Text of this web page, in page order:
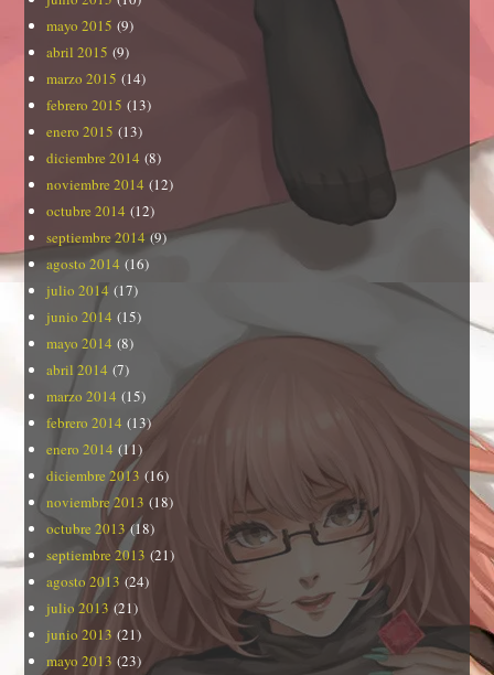
mayo 2015 (9)
abril 2015 (9)
marzo 2015 (14)
febrero 2015 (13)
enero 2015 (13)
diciembre 2014 (8)
noviembre 2014 (12)
octubre 2014 (12)
septiembre 2014 (9)
agosto 2014 (16)
julio 2014 (17)
junio 2014 (15)
mayo 2014 (8)
abril 2014 (7)
marzo 2014 (15)
febrero 2014 (13)
enero 2014 (11)
diciembre 2013 (16)
noviembre 2013 (18)
octubre 2013(18)
septiembre 2013 (21)
agosto 2013 (24)
julio 2013 (21)
junio 2013 (21)
mayo 2013 (23)